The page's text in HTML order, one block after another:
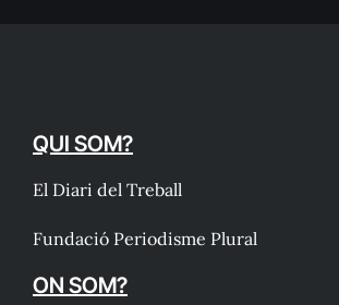
QUI SOM?
El Diari del Treball
Fundació Periodisme Plural
ON SOM?